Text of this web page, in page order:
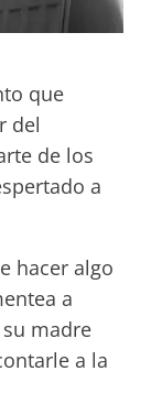
que
del
de los
a
hacer algo
a
madre
a la